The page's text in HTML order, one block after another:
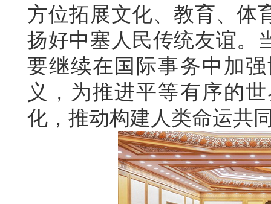
方位拓展文化、教育、体
扬好中塞人民传统友谊。
要继续在国际事务中加
义，为推进平等有序的
化，推动构建人类命运共